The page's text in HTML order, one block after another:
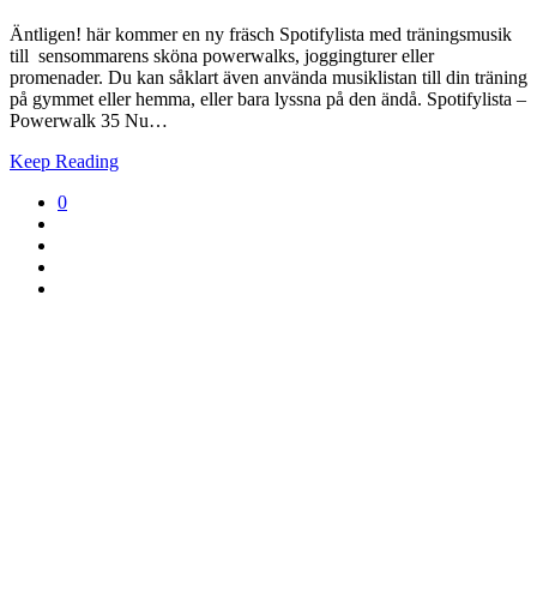
Äntligen! här kommer en ny fräsch Spotifylista med träningsmusik
till sensommarens sköna powerwalks, joggingturer eller
promenader. Du kan såklart även använda musiklistan till din träning
på gymmet eller hemma, eller bara lyssna på den ändå. Spotifylista –
Powerwalk 35 Nu…
Keep Reading
0